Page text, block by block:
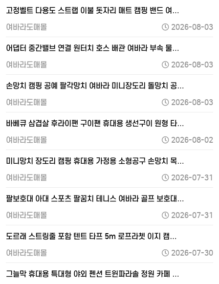
고정벨트 다용도 스트랩 이불 돗자리 매트 캠핑 밴드 여…
여바라도매몰
2026-08-03
어댑터 중간밸브 연결 원터치 호스 배관 여바라 부속 물…
여바라도매몰
2026-08-03
손망치 캠핑 공예 팔각망치 여바라 미니장도리 돌망치 공…
여바라도매몰
2026-08-03
바베큐 삼겹살 후라이팬 구이팬 휴대용 생선구이 원형 타…
여바라도매몰
2026-08-02
미니망치 장도리 캠핑 휴대용 가정용 소형공구 손망치 목…
여바라도매몰
2026-07-31
팔보호대 아대 스포츠 팔꿈치 테니스 여바라 골프 보호대…
여바라도매몰
2026-07-31
도르래 스트링줄 포함 텐트 타프 5m 로프라쳇 이지 캠…
여바라도매몰
2026-07-30
그늘막 휴대용 특대형 야외 펜션 트윈파라솔 정원 카페 …